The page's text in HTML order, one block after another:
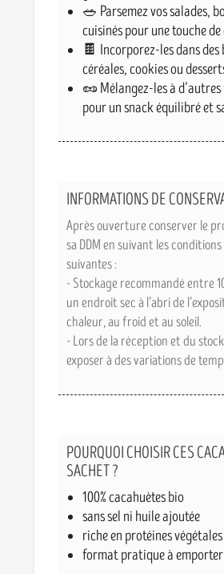
🥗 Parsemez vos salades,
cuisinés pour une touche
🍫 Incorporez-les dans des
céréales, cookies ou
🥜 Mélangez-les à
pour un snack équilibré et
INFORMATIONS DE
Après ouverture conserver le
sa DDM en suivant les
suivantes :
- Stockage recommandé entre
un endroit sec à l’abri de
chaleur, au froid et au soleil.
- Lors de la réception et du
exposer à des variations de
POURQUOI CHOISIR CES
SACHET ?
100% cacahuètes bio
sans sel ni huile ajoutée
riche en protéines végétales
format pratique à emporter